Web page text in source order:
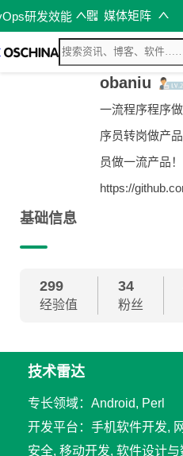
研发效能 媒体矩阵
obaniu
一流程序程序
序员转岗做产
员做一流产品！
https://
基础信息
299
经验值
34
粉丝
技术雷达
专长领域：Android, Perl
开发平台：手机软件开发,
安全, 移动开发, 软件设计